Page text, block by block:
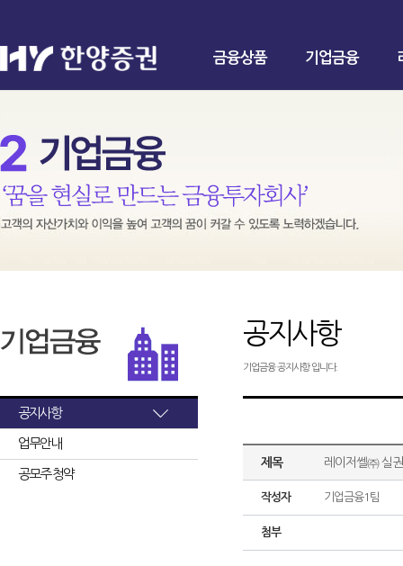
금융상품 기업금융
공지사항
업무안내
공모주 청약
공지사항
기업금융 공지사항 입니다.
제목 레이저쎌㈜ 실
작성자 기업금융1팀
첨부